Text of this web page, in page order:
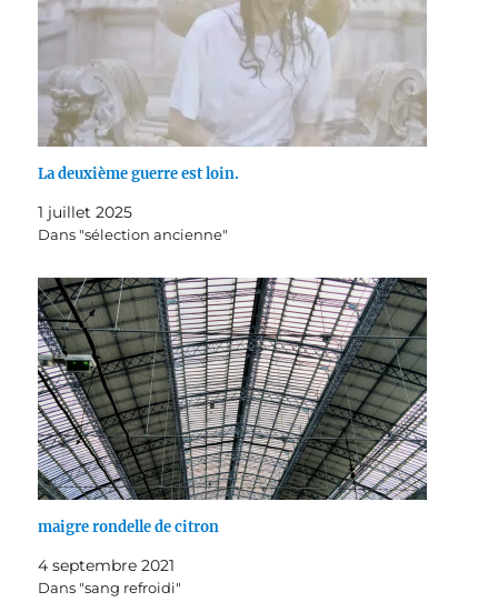
La deuxième guerre est loin.
1 juillet 2025
Dans "sélection ancienne"
maigre rondelle de citron
4 septembre 2021
Dans "sang refroidi"